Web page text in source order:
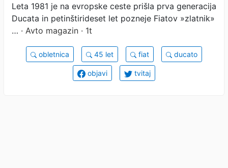
Leta 1981 je na evropske ceste prišla prva generacija
Ducata in petinštirideset let pozneje Fiatov »zlatnik»
… · Avto magazin · 1t
obletnica 45 let fiat ducato
objavi tvitaj